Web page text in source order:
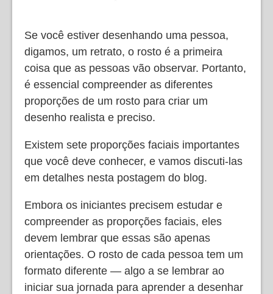
Se você estiver desenhando uma pessoa,
digamos, um retrato, o rosto é a primeira
coisa que as pessoas vão observar. Portanto,
é essencial compreender as diferentes
proporções de um rosto para criar um
desenho realista e preciso.
Existem sete proporções faciais importantes
que você deve conhecer, e vamos discuti-las
em detalhes nesta postagem do blog.
Embora os iniciantes precisem estudar e
compreender as proporções faciais, eles
devem lembrar que essas são apenas
orientações. O rosto de cada pessoa tem um
formato diferente — algo a se lembrar ao
iniciar sua jornada para aprender a desenhar